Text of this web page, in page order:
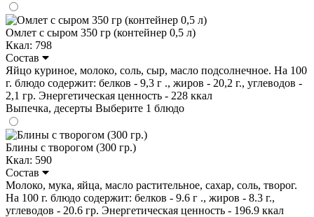
Омлет с сыром 350 гр (контейнер 0,5 л)
Ккал: 798
Состав
Яйцо куриное, молоко, соль, сыр, масло подсолнечное. На 100
г. блюдо содержит: белков - 9,3 г ., жиров - 20,2 г., углеводов -
2,1 гр. Энергетическая ценность - 228 ккал
Выпечка, десерты Выберите 1 блюдо
Блины с творогом (300 гр.)
Ккал: 590
Состав
Молоко, мука, яйца, масло растительное, сахар, соль, творог.
На 100 г. блюдо содержит: белков - 9.6 г ., жиров - 8.3 г.,
углеводов - 20.6 гр. Энергетическая ценность - 196.9 ккал